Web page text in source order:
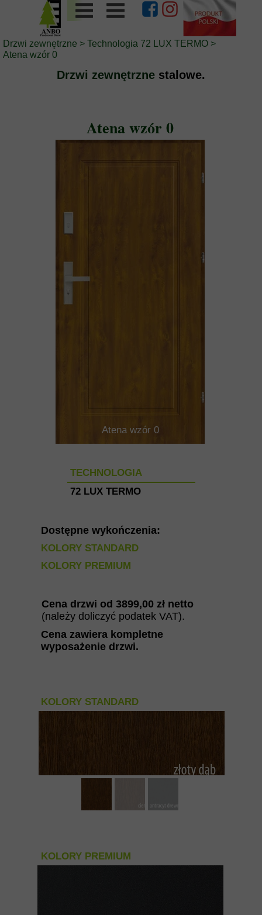
Drzwi zewnętrzne > Technologia 72 LUX TERMO >
Atena wzór 0
KOLORY PREMIUM
Cena zawiera kompletne
wyposażenie drzwi.
Cena drzwi od 3899,00 zł netto
(należy doliczyć podatek VAT).
KOLORY PREMIUM
KOLORY STANDARD
Dostępne wykończenia:
72 LUX TERMO
TECHNOLOGIA
KOLORY STANDARD
Drzwi zewnętrzne stalowe.
Atena wzór 0
Atena wzór 0